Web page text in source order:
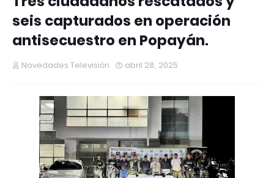
seis capturados en operación
antisecuestro en Popayán.
Novedades Televisión abril 28, 2025